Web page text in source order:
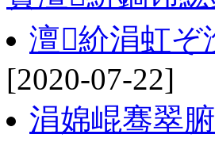
澶紒涓虹ぞ
[2020-07-22]
涓婂崐骞翠